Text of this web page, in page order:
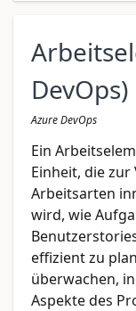
DevOps)
Azure DevOps
Ein
Einheit, die
Arbeitsarten
wird, wie
effizient zu
überwachen,
Aspekte des